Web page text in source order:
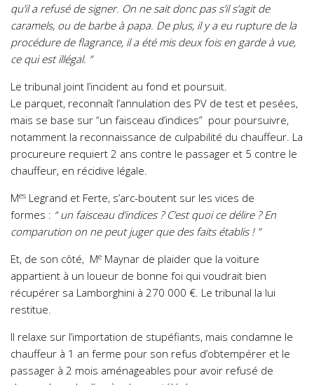
qu’il a refusé de signer. On ne sait donc pas s’il s’agit de
caramels, ou de barbe à papa. De plus, il y a eu rupture de la
procédure de flagrance, il a été mis deux fois en garde à vue,
ce qui est illégal. ”
Le tribunal joint l’incident au fond et poursuit.
Le parquet, reconnaît l’annulation des PV de test et pesées,
mais se base sur “un faisceau d’indices” pour poursuivre,
notamment la reconnaissance de culpabilité du chauffeur. La
procureure requiert 2 ans contre le passager et 5 contre le
chauffeur, en récidive légale.
Mes Legrand et Ferte, s’arc-boutent sur les vices de
formes : “ un faisceau d’indices ? C’est quoi ce délire ? En
comparution on ne peut juger que des faits établis ! ”
Et, de son côté, Me Maynar de plaider que la voiture
appartient à un loueur de bonne foi qui voudrait bien
récupérer sa Lamborghini à 270 000 €. Le tribunal la lui
restitue.
Il relaxe sur l’importation de stupéfiants, mais condamne le
chauffeur à 1 an ferme pour son refus d’obtempérer et le
passager à 2 mois aménageables pour avoir refusé de